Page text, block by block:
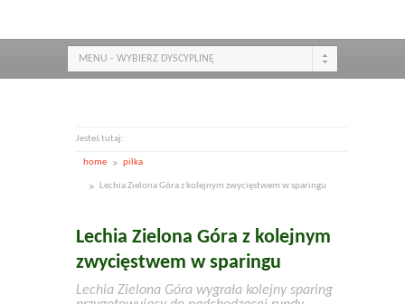
MENU - WYBIERZ DYSCYPLINĘ
Jesteś tutaj:
home pilka
Lechia Zielona Góra z kolejnym zwycięstwem w sparingu
Lechia Zielona Góra z kolejnym
zwycięstwem w sparingu
Lechia Zielona Góra wygrała kolejny sparing